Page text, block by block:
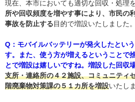
現在、本市においても適切な回収・処理
所や回収頻度を増やす事により、市民の
事故を防止する目的で増設いたしました。
Q：モバイルバッテリーが発火したとい
す。また、使う方が増えるということで
とで増設は嬉しいですね。増設した回収
支所・連絡所の４２施設、コミュニティ
階廃棄物対策課の５１カ所を増設いたし